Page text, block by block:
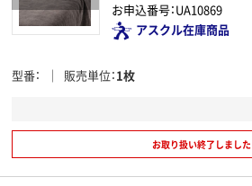
お申込番号：UA10869
アスクル在庫商品
型番 販売単位 1枚
お取り扱い終了しました